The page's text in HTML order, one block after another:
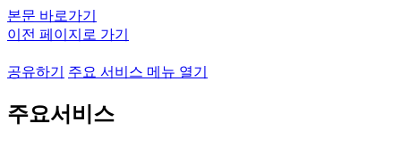
본문 바로가기
이전 페이지로 가기
공유하기 주요 서비스 메뉴 열기
주요서비스